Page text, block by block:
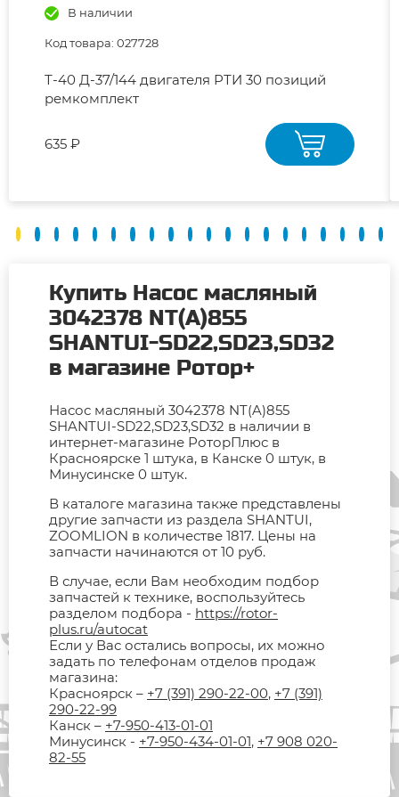
В наличии
Код товара: 027728
Т-40 Д-37/144 двигателя РТИ 30 позиций
ремкомплект
635 ₽
Купить Насос масляный
3042378 NT(A)855
SHANTUI-SD22,SD23,SD32
в магазине Ротор+
Насос масляный 3042378 NT(A)855
SHANTUI-SD22,SD23,SD32 в наличии в
интернет-магазине РоторПлюс в
Красноярске 1 штука, в Канске 0 штук, в
Минусинске 0 штук.
В каталоге магазина также представлены
другие запчасти из раздела SHANTUI,
ZOOMLION в количестве 1817. Цены на
запчасти начинаются от 10 руб.
В случае, если Вам необходим подбор
запчастей к технике, воспользуйтесь
разделом подбора - https://rotor-
plus.ru/autocat
Если у Вас остались вопросы, их можно
задать по телефонам отделов продаж
магазина:
Красноярск – +7 (391) 290-22-00, +7 (391)
290-22-99
Канск – +7-950-413-01-01
Минусинск - +7-950-434-01-01, +7 908 020-
82-55